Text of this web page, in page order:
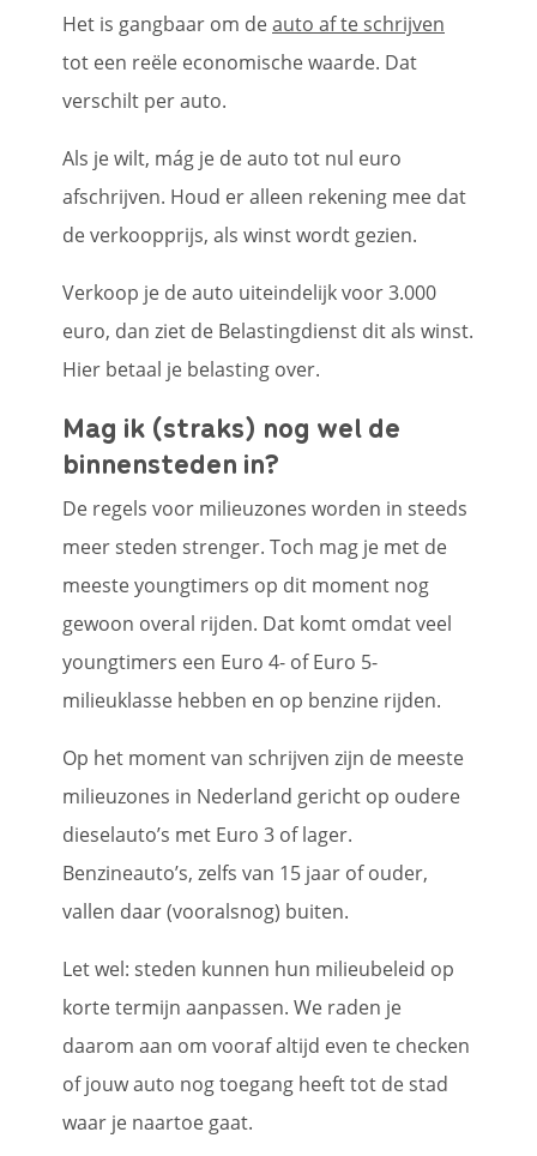
Het is gangbaar om deauto af te schrijven
tot een reële economische waarde. Dat
verschilt per auto.
Als je wilt, mág je de auto tot nul euro
afschrijven. Houd er alleen rekening mee dat
de verkoopprijs, als winst wordt gezien.
Verkoop je de auto uiteindelijk voor 3.000
euro, dan ziet de Belastingdienst dit als winst.
Hier betaal je belasting over.
Mag ik (straks) nog wel de
binnensteden in?
De regels voor milieuzones worden in steeds
meer steden strenger. Toch mag je met de
meeste youngtimers op dit moment nog
gewoon overal rijden. Dat komt omdat veel
youngtimers een Euro 4- of Euro 5-
milieuklasse hebben en op benzine rijden.
Op het moment van schrijven zijn de meeste
milieuzones in Nederland gericht op oudere
dieselauto’s met Euro 3 of lager.
Benzineauto’s, zelfs van 15 jaar of ouder,
vallen daar (vooralsnog) buiten.
Let wel: steden kunnen hun milieubeleid op
korte termijn aanpassen. We raden je
daarom aan om vooraf altijd even te checken
of jouw auto nog toegang heeft tot de stad
waar je naartoe gaat.